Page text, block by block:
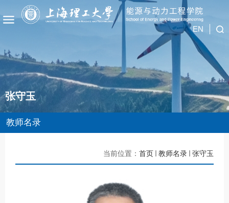
EN
张守玉
教师名录
当前位置： 首页 教师名录 张守玉